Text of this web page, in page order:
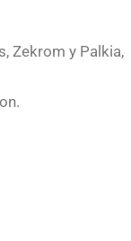
Zekrom y Palkia,